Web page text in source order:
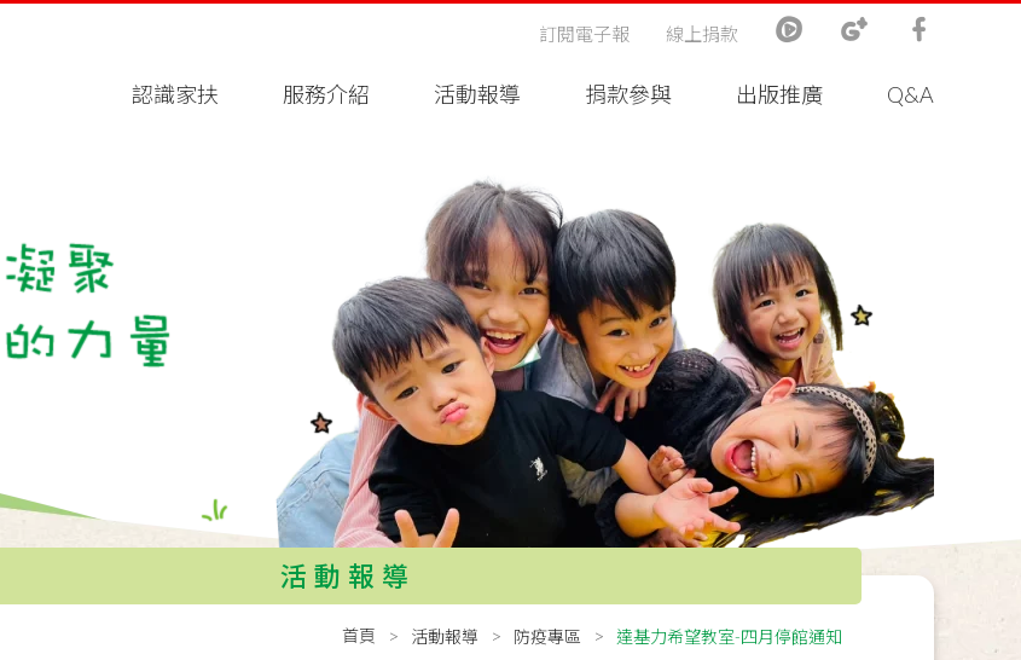
認識家扶 服務介紹 活動報導 捐款參與 出版推廣 Q&A
訂閱電子報 線上捐款
活動報導
首頁 活動報導 防疫專區 達基力希望教室-四月停館通知